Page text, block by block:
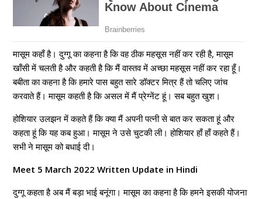
मासूम कहाँ है। दुग्गू का कहना है कि वह ठीक महसूस नहीं कर रही है, मासूम
खाँसी में चलती है और कहती है कि मैं वास्तव में अच्छा महसूस नहीं कर रहा हूँ।
बबीता का कहना है कि हमारे पास बहुत सारे डॉक्टर मित्र हैं तो चलिए जांच
करवाते हैं। मासूम कहती है कि असल में मैं प्रेग्नेंट हूं। सब बहुत खुश।
होशियार उलझन में कहते हैं कि क्या मैं अपनी पत्नी से बात कर सकता हूं और
कहता हूं कि यह कब हुआ। मासूम ने उसे चुटकी ली। होशियार हाँ हाँ कहते हैं।
सभी ने मासूम को बधाई दी।
Meet 5 March 2022 Written Update in Hindi
दुग्गू कहता है अब मैं बड़ा भाई बनूंगा। मासूम का कहना है कि हमने इसकी योजना